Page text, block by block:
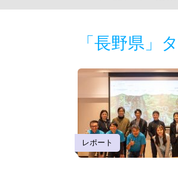
「長野県」
レポート